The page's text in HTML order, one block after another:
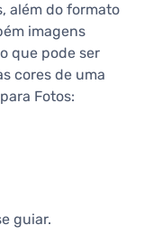
além do formato
imagens
que pode ser
cores de uma
Fotos:
guiar.